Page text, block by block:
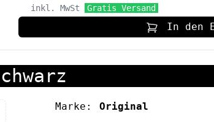
inkl. MwSt Gratis Versand
In den
Marke:
Original